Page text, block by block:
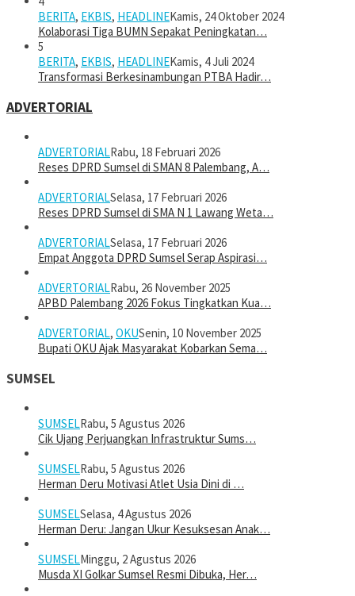
BERITA, EKBIS, HEADLINEKamis, 24 Oktober 2024
Kolaborasi Tiga BUMN Sepakat Peningkatan…
5
BERITA, EKBIS, HEADLINEKamis, 4 Juli 2024
Transformasi Berkesinambungan PTBA Hadir…
ADVERTORIAL
ADVERTORIALRabu, 18 Februari 2026
Reses DPRD Sumsel di SMAN 8 Palembang, A…
ADVERTORIALSelasa, 17 Februari 2026
Reses DPRD Sumsel di SMA N 1 Lawang Weta…
ADVERTORIALSelasa, 17 Februari 2026
Empat Anggota DPRD Sumsel Serap Aspirasi…
ADVERTORIALRabu, 26 November 2025
APBD Palembang 2026 Fokus Tingkatkan Kua…
ADVERTORIAL, OKUSenin, 10 November 2025
Bupati OKU Ajak Masyarakat Kobarkan Sema…
SUMSEL
SUMSELRabu, 5 Agustus 2026
Cik Ujang Perjuangkan Infrastruktur Sums…
SUMSELRabu, 5 Agustus 2026
Herman Deru Motivasi Atlet Usia Dini di …
SUMSELSelasa, 4 Agustus 2026
Herman Deru: Jangan Ukur Kesuksesan Anak…
SUMSELMinggu, 2 Agustus 2026
Musda XI Golkar Sumsel Resmi Dibuka, Her…